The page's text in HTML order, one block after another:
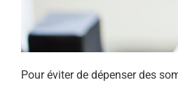
Pour éviter de dépenser des